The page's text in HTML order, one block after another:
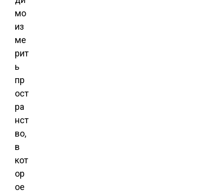
мо
из
ме
рит
ь
пр
ост
ра
нст
во,
в
кот
ор
ое